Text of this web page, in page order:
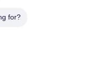
for?